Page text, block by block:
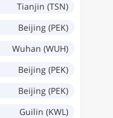
Tianjin (TSN)
Beijing (PEK)
Wuhan (WUH)
Beijing (PEK)
Beijing (PEK)
Guilin (KWL)